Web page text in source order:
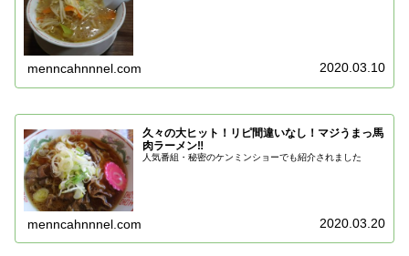
menncahnnnel.com 2020.03.10
久々の大ヒット！リピ間違いなし！マジうまっ馬
肉ラーメン‼
人気番組・秘密のケンミンショーでも紹介されました
menncahnnnel.com 2020.03.20